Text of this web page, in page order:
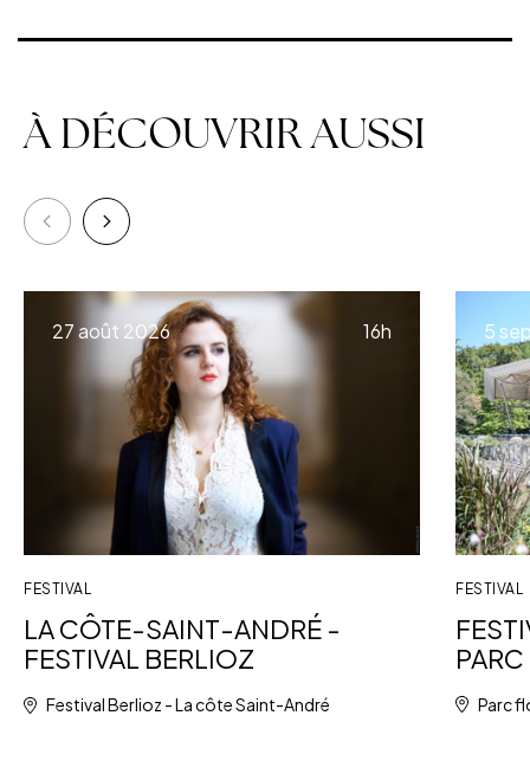
À DÉCOUVRIR AUSSI
FESTIVAL
LA CÔTE-SAINT-ANDRÉ -
FESTIVAL BERLIOZ
27 août 2026 à
16h
Festival Berlioz - La côte Saint-André
FESTIVAL
5
Parc